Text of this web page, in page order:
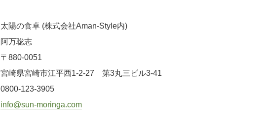
太陽の食卓 (株式会社Aman-Style内)
阿万聡志
〒880-0051
宮崎県宮崎市江平西1-2-27 第3丸三ビル3-41
0800-123-3905
info@sun-moringa.com